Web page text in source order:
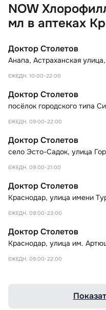
NOW
мл в аптеках
Доктор Столетов
Анапа, Астраханская
ЕЖЕДН. 10:00-22:00
Доктор Столетов
посёлок городского типа
ЕЖЕДН. 09:00-22:00
Доктор Столетов
село Эсто-Садок, улица
ЕЖЕДН. 09:00-21:00
Доктор Столетов
Краснодар, улица имени
ЕЖЕДН. 09:00-23:00
Доктор Столетов
Краснодар, улица им.
ЕЖЕДН. 09:00-22:00